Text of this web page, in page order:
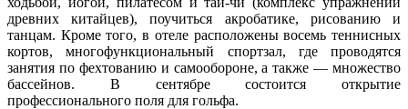
древних китайцев), поучиться акробатике, рисованию и
танцам. Кроме того, в отеле расположены восемь теннисных
кортов, многофункциональный спортзал, где проводятся
занятия по фехтованию и самообороне, а также — множество
бассейнов. В сентябре состоится открытие
профессионального поля для гольфа.